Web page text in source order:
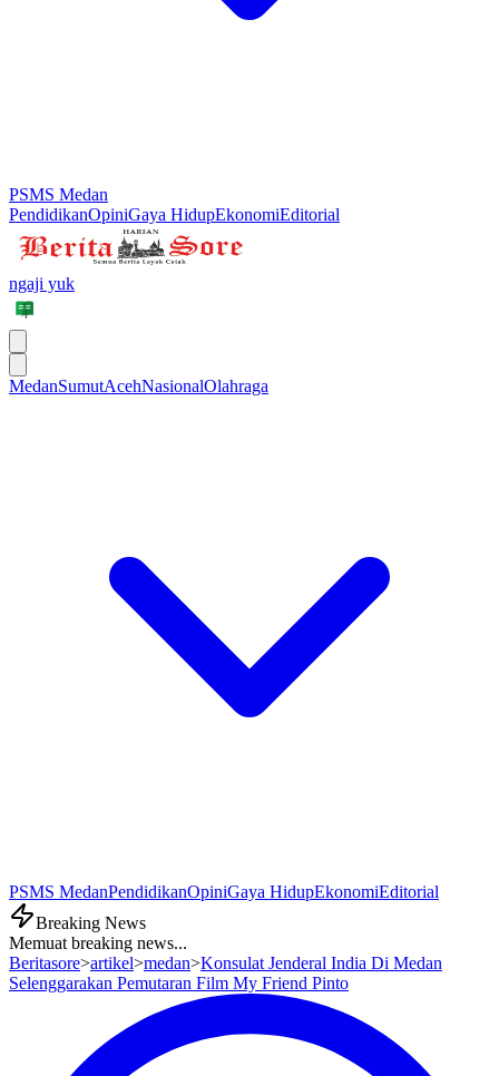
PSMS Medan
PendidikanOpiniGaya HidupEkonomiEditorial
ngaji yuk
MedanSumutAcehNasionalOlahraga
PSMS MedanPendidikanOpiniGaya HidupEkonomiEditorial
Breaking News
Memuat breaking news...
Beritasore>artikel>medan>Konsulat Jenderal India Di Medan
Selenggarakan Pemutaran Film My Friend Pinto